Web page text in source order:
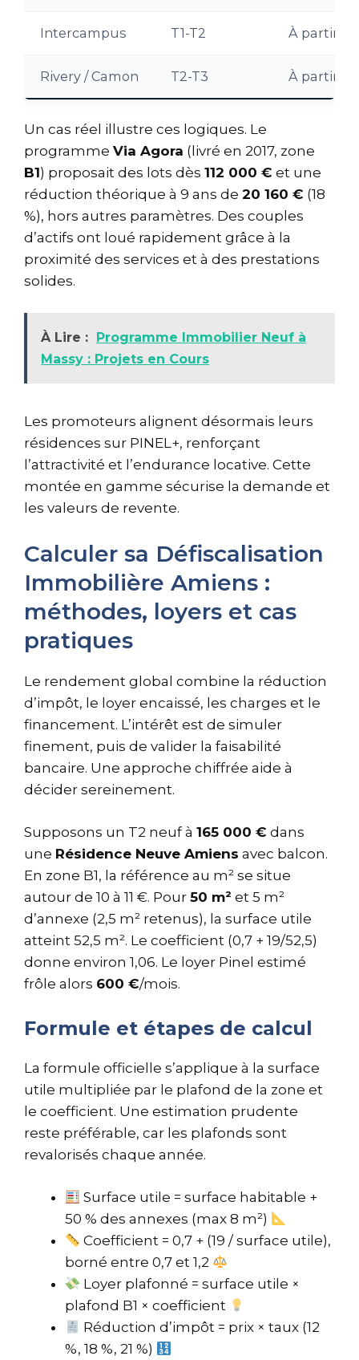
Intercampus T1-T2 À partir
Rivery / Camon T2-T3 À partir
Un cas réel illustre ces logiques. Le
programme Via Agora (livré en 2017, zone
B1) proposait des lots dès 112 000 € et une
réduction théorique à 9 ans de 20 160 € (18
%), hors autres paramètres. Des couples
d’actifs ont loué rapidement grâce à la
proximité des services et à des prestations
solides.
À Lire : Programme Immobilier Neuf à
Massy : Projets en Cours
Les promoteurs alignent désormais leurs
résidences sur PINEL+, renforçant
l’attractivité et l’endurance locative. Cette
montée en gamme sécurise la demande et
les valeurs de revente.
Calculer sa Défiscalisation
Immobilière Amiens :
méthodes, loyers et cas
pratiques
Le rendement global combine la réduction
d’impôt, le loyer encaissé, les charges et le
financement. L’intérêt est de simuler
finement, puis de valider la faisabilité
bancaire. Une approche chiffrée aide à
décider sereinement.
Supposons un T2 neuf à 165 000 € dans
une Résidence Neuve Amiens avec balcon.
En zone B1, la référence au m² se situe
autour de 10 à 11 €. Pour 50 m² et 5 m²
d’annexe (2,5 m² retenus), la surface utile
atteint 52,5 m². Le coefficient (0,7 + 19/52,5)
donne environ 1,06. Le loyer Pinel estimé
frôle alors 600 €/mois.
Formule et étapes de calcul
La formule officielle s’applique à la surface
utile multipliée par le plafond de la zone et
le coefficient. Une estimation prudente
reste préférable, car les plafonds sont
revalorisés chaque année.
Surface utile = surface habitable +
50 % des annexes (max 8 m²)
Coefficient = 0,7 + (19 / surface utile),
borné entre 0,7 et 1,2
Loyer plafonné = surface utile ×
plafond B1 × coefficient
Réduction d’impôt = prix × taux (12
%, 18 %, 21 %)